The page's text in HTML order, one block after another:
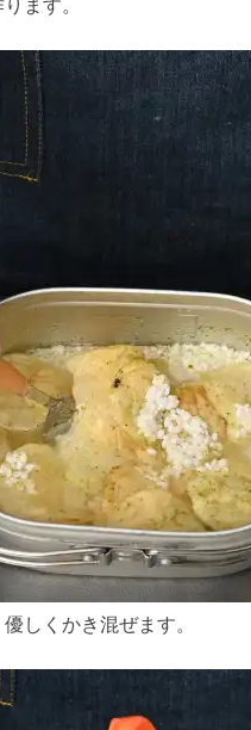
しくかき混ぜます。